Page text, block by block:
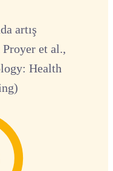
artış
et al.,
Health